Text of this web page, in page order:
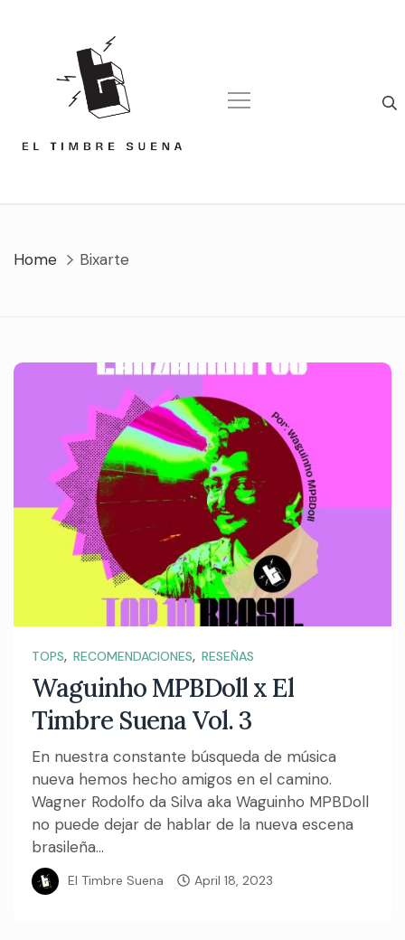
Home Bixarte
TOPS, RECOMENDACIONES, RESEÑAS
Waguinho MPBDoll x El
Timbre Suena Vol. 3
En nuestra constante búsqueda de música
nueva hemos hecho amigos en el camino.
Wagner Rodolfo da Silva aka Waguinho MPBDoll
no puede dejar de hablar de la nueva escena
brasileña...
El Timbre Suena April 18, 2023